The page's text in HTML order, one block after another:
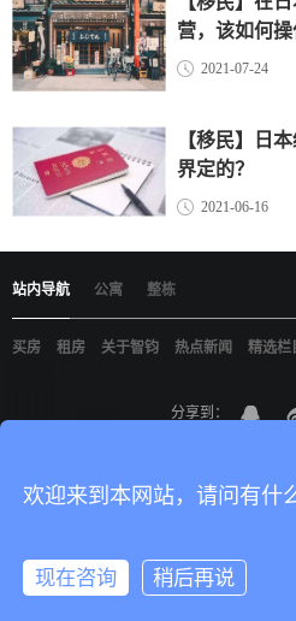
营，该如何操
2021-07-24
【移民】日
界定的？
2021-06-16
站内导航 公寓 整栋
买房 租房 关于智钧 热点新闻 精选栏
分享到：
中国
欢迎来到本网站，请问有什
现在咨询 稍后再说